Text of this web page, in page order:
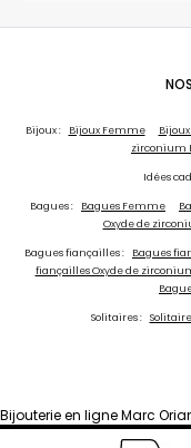
Bijoux : Bijoux Femme
zirconium
Idées
Bagues : Bagues Femme
Oxyde de
Bagues fiançailles : Bagues
fiançailles Oxyde de
Solitaires :
Bijouterie en ligne Marc